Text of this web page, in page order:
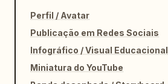
Perfil / Avatar
Publicação em Redes Sociais
Infográfico / Visual Educacional
Miniatura do YouTube